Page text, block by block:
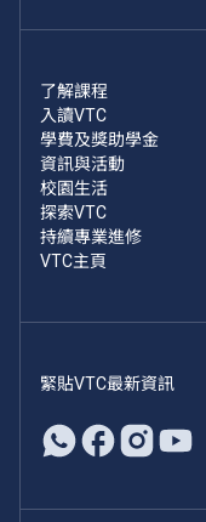
了解課程
入讀VTC
學費及獎助學金
資訊與活動
校園生活
探索VTC
持續專業進修
VTC主頁
緊貼VTC最新資訊